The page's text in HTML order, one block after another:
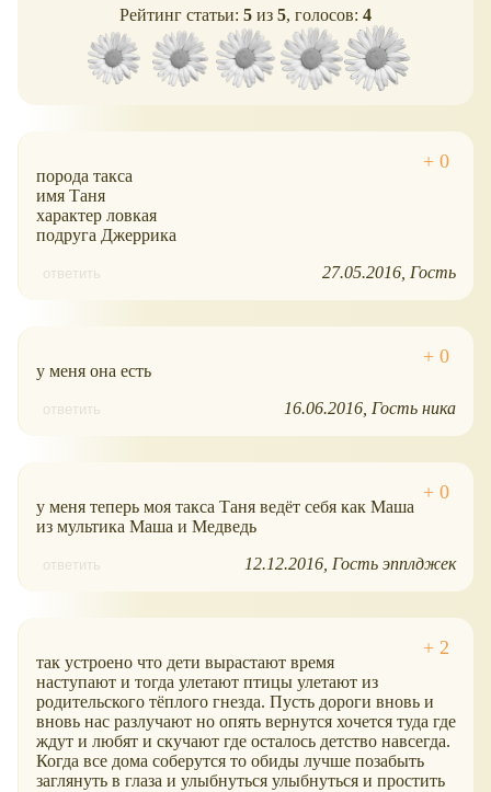
Рейтинг статьи: 5 из 5, голосов: 4
порода такса
имя Таня
характер ловкая
подруга Джеррика
ответить 27.05.2016 Гость
у меня она есть
ответить 16.06.2016 Гость ника
у меня теперь моя такса Таня ведёт себя как Маша
из мультика Маша и Медведь
ответить 12.12.2016 Гость эпплджек
так устроено что дети вырастают время
наступают и тогда улетают птицы улетают из
родительского тёплого гнезда. Пусть дороги вновь и
вновь нас разлучают но опять вернутся хочется туда где
ждут и любят и скучают где осталось детство навсегда.
Когда все дома соберутся то обиды лучше позабыть
заглянуть в глаза и улыбнуться улыбнуться и простить